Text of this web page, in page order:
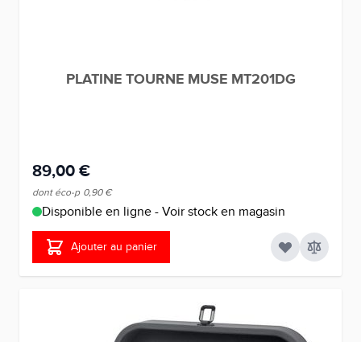
PLATINE TOURNE MUSE MT201DG
89,00 €
dont éco-p 0,90 €
Disponible en ligne - Voir stock en magasin
Ajouter au panier